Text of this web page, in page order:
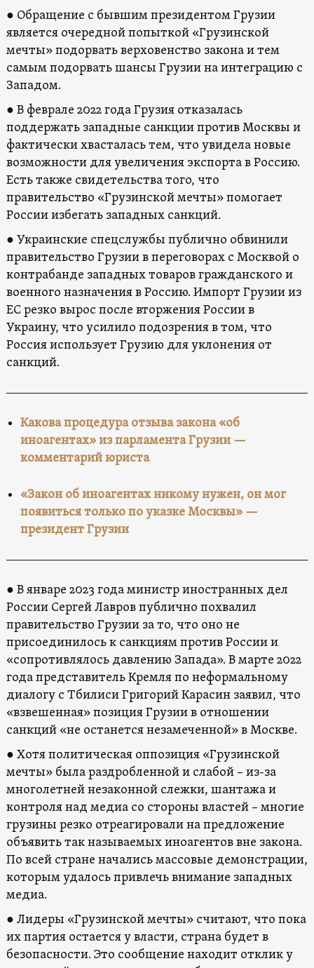
● Обращение с бывшим президентом Грузии
является очередной попыткой «Грузинской
мечты» подорвать верховенство закона и тем
самым подорвать шансы Грузии на интеграцию с
Западом.
● В феврале 2022 года Грузия отказалась
поддержать западные санкции против Москвы и
фактически хвасталась тем, что увидела новые
возможности для увеличения экспорта в Россию.
Есть также свидетельства того, что
правительство «Грузинской мечты» помогает
России избегать западных санкций.
● Украинские спецслужбы публично обвинили
правительство Грузии в переговорах с Москвой о
контрабанде западных товаров гражданского и
военного назначения в Россию. Импорт Грузии из
ЕС резко вырос после вторжения России в
Украину, что усилило подозрения в том, что
Россия использует Грузию для уклонения от
санкций.
Какова процедура отзыва закона «об
иноагентах» из парламента Грузии —
комментарий юриста
«Закон об иноагентах никому нужен, он мог
появиться только по указке Москвы» —
президент Грузии
● В январе 2023 года министр иностранных дел
России Сергей Лавров публично похвалил
правительство Грузии за то, что оно не
присоединилось к санкциям против России и
«сопротивлялось давлению Запада». В марте 2022
года представитель Кремля по неформальному
диалогу с Тбилиси Григорий Карасин заявил, что
«взвешенная» позиция Грузии в отношении
санкций «не останется незамеченной» в Москве.
● Хотя политическая оппозиция «Грузинской
мечты» была раздробленной и слабой – из-за
многолетней незаконной слежки, шантажа и
контроля над медиа со стороны властей – многие
грузины резко отреагировали на предложение
объявить так называемых иноагентов вне закона.
По всей стране начались массовые демонстрации,
которым удалось привлечь внимание западных
медиа.
● Лидеры «Грузинской мечты» считают, что пока
их партия остается у власти, страна будет в
безопасности. Это сообщение находит отклик у